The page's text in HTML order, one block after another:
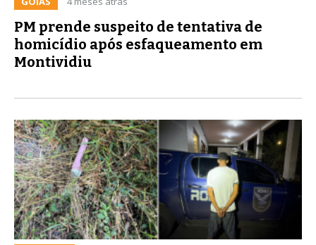
PM prende suspeito de tentativa de
homicídio após esfaqueamento em
Montividiu